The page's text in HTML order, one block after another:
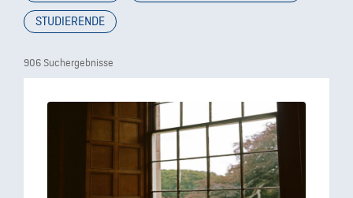
906 Suchergebnisse
STUDIERENDE